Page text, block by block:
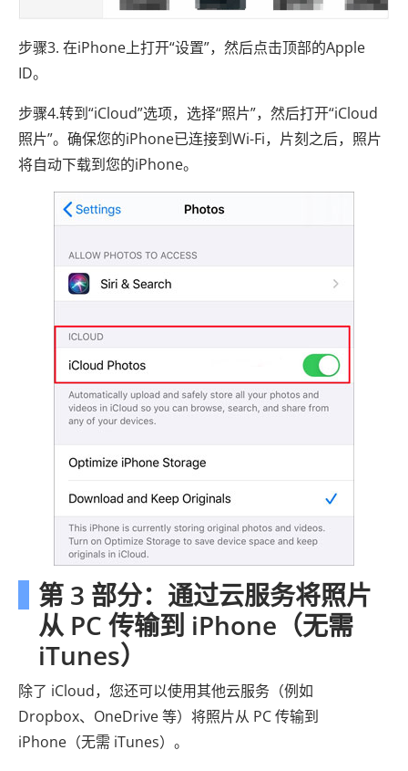
步骤3. 在iPhone上打开“设置”，然后点击顶部的Apple
ID。
步骤4.转到“iCloud”选项，选择“照片”，然后打开“iCloud
照片”。确保您的iPhone已连接到Wi-Fi，片刻之后，照片
将自动下载到您的iPhone。
第 3 部分：通过云服务将照片
从 PC 传输到 iPhone（无需
iTunes）
除了 iCloud，您还可以使用其他云服务（例如
Dropbox、OneDrive 等）将照片从 PC 传输到
iPhone（无需 iTunes）。